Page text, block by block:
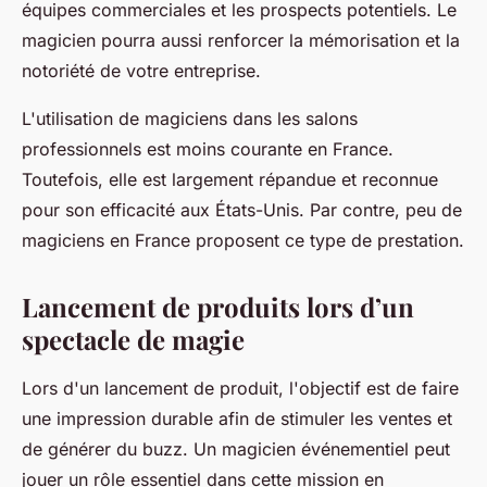
équipes commerciales et les prospects potentiels. Le
magicien pourra aussi renforcer la mémorisation et la
notoriété de votre entreprise.
L'utilisation de magiciens dans les salons
professionnels est moins courante en France.
Toutefois, elle est largement répandue et reconnue
pour son efficacité aux États-Unis. Par contre, peu de
magiciens en France proposent ce type de prestation.
Lancement de produits lors d’un
spectacle de magie
Lors d'un lancement de produit, l'objectif est de faire
une impression durable afin de stimuler les ventes et
de générer du buzz. Un magicien événementiel peut
jouer un rôle essentiel dans cette mission en